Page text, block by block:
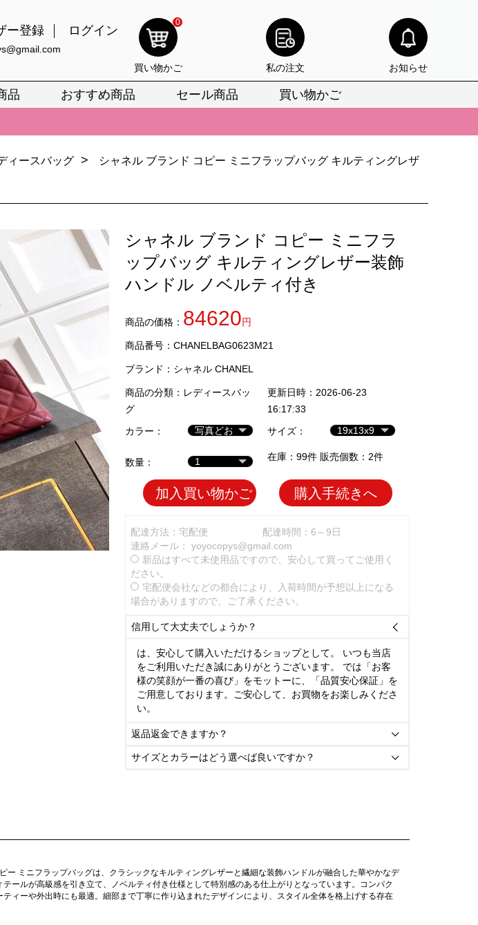
ー登録 ログイン
0
買い物かご 私の注文 お知らせ
品 おすすめ商品 セール商品 買い物かご
。最高品質の再現度を安心してお選びいただけます。
注文でお得な割引をご利用いただけます。
最新モデルが登場。上質な仕上がりをお見逃しなく。
。最高品質の再現度を安心してお選びいただけます。
グ最新モデルが登場。上質な仕上がりをお見逃しなく。
ィースバッグ > シャネル ブランド コピー ミニフラップバッグ キルティングレザ
シャネル ブランド コピー ミニフラ
ップバッグ キルティングレザー装飾
ハンドル ノベルティ付き
商品の価格： 84620円
商品番号：CHANELBAG0623M21
ブランド： シャネル CHANEL
商品の分類： レディースバッ
グ
更新日時：2026-06-23
16:17:33
カラー：
サイズ：
数量： 在庫：99件 販売個数：2件
加入買い物かご 購入手続きへ
配達方法：宅配便
配達時間：6～9日
連絡メール： yoyocopys@gmail.com
新品はすべて未使用品ですので、安心して買ってご使用く
ださい。
宅配便会社などの都合により、入荷時間が予想以上になる
場合がありますので、ご了承ください。
信用して大丈夫でしょうか？ 
は、安心して購入いただけるショップとして。 いつも当店
をご利用いただき誠にありがとうございます。 では「お客
様の笑顔が一番の喜び」をモットーに、「品質安心保証」を
ご用意しております。ご安心して、お買物をお楽しみくださ
い。
返品返金できますか？ 
サイズとカラーはどう選べば良いですか？ 
ー ミニフラップバッグは、クラシックなキルティングレザーと繊細な装飾ハンドルが融合した華やかなデ
ールが高級感を引き立て、ノベルティ付き仕様として特別感のある仕上がりとなっています。コンパク
ィーや外出時にも最適。細部まで丁寧に作り込まれたデザインにより、スタイル全体を格上げする存在